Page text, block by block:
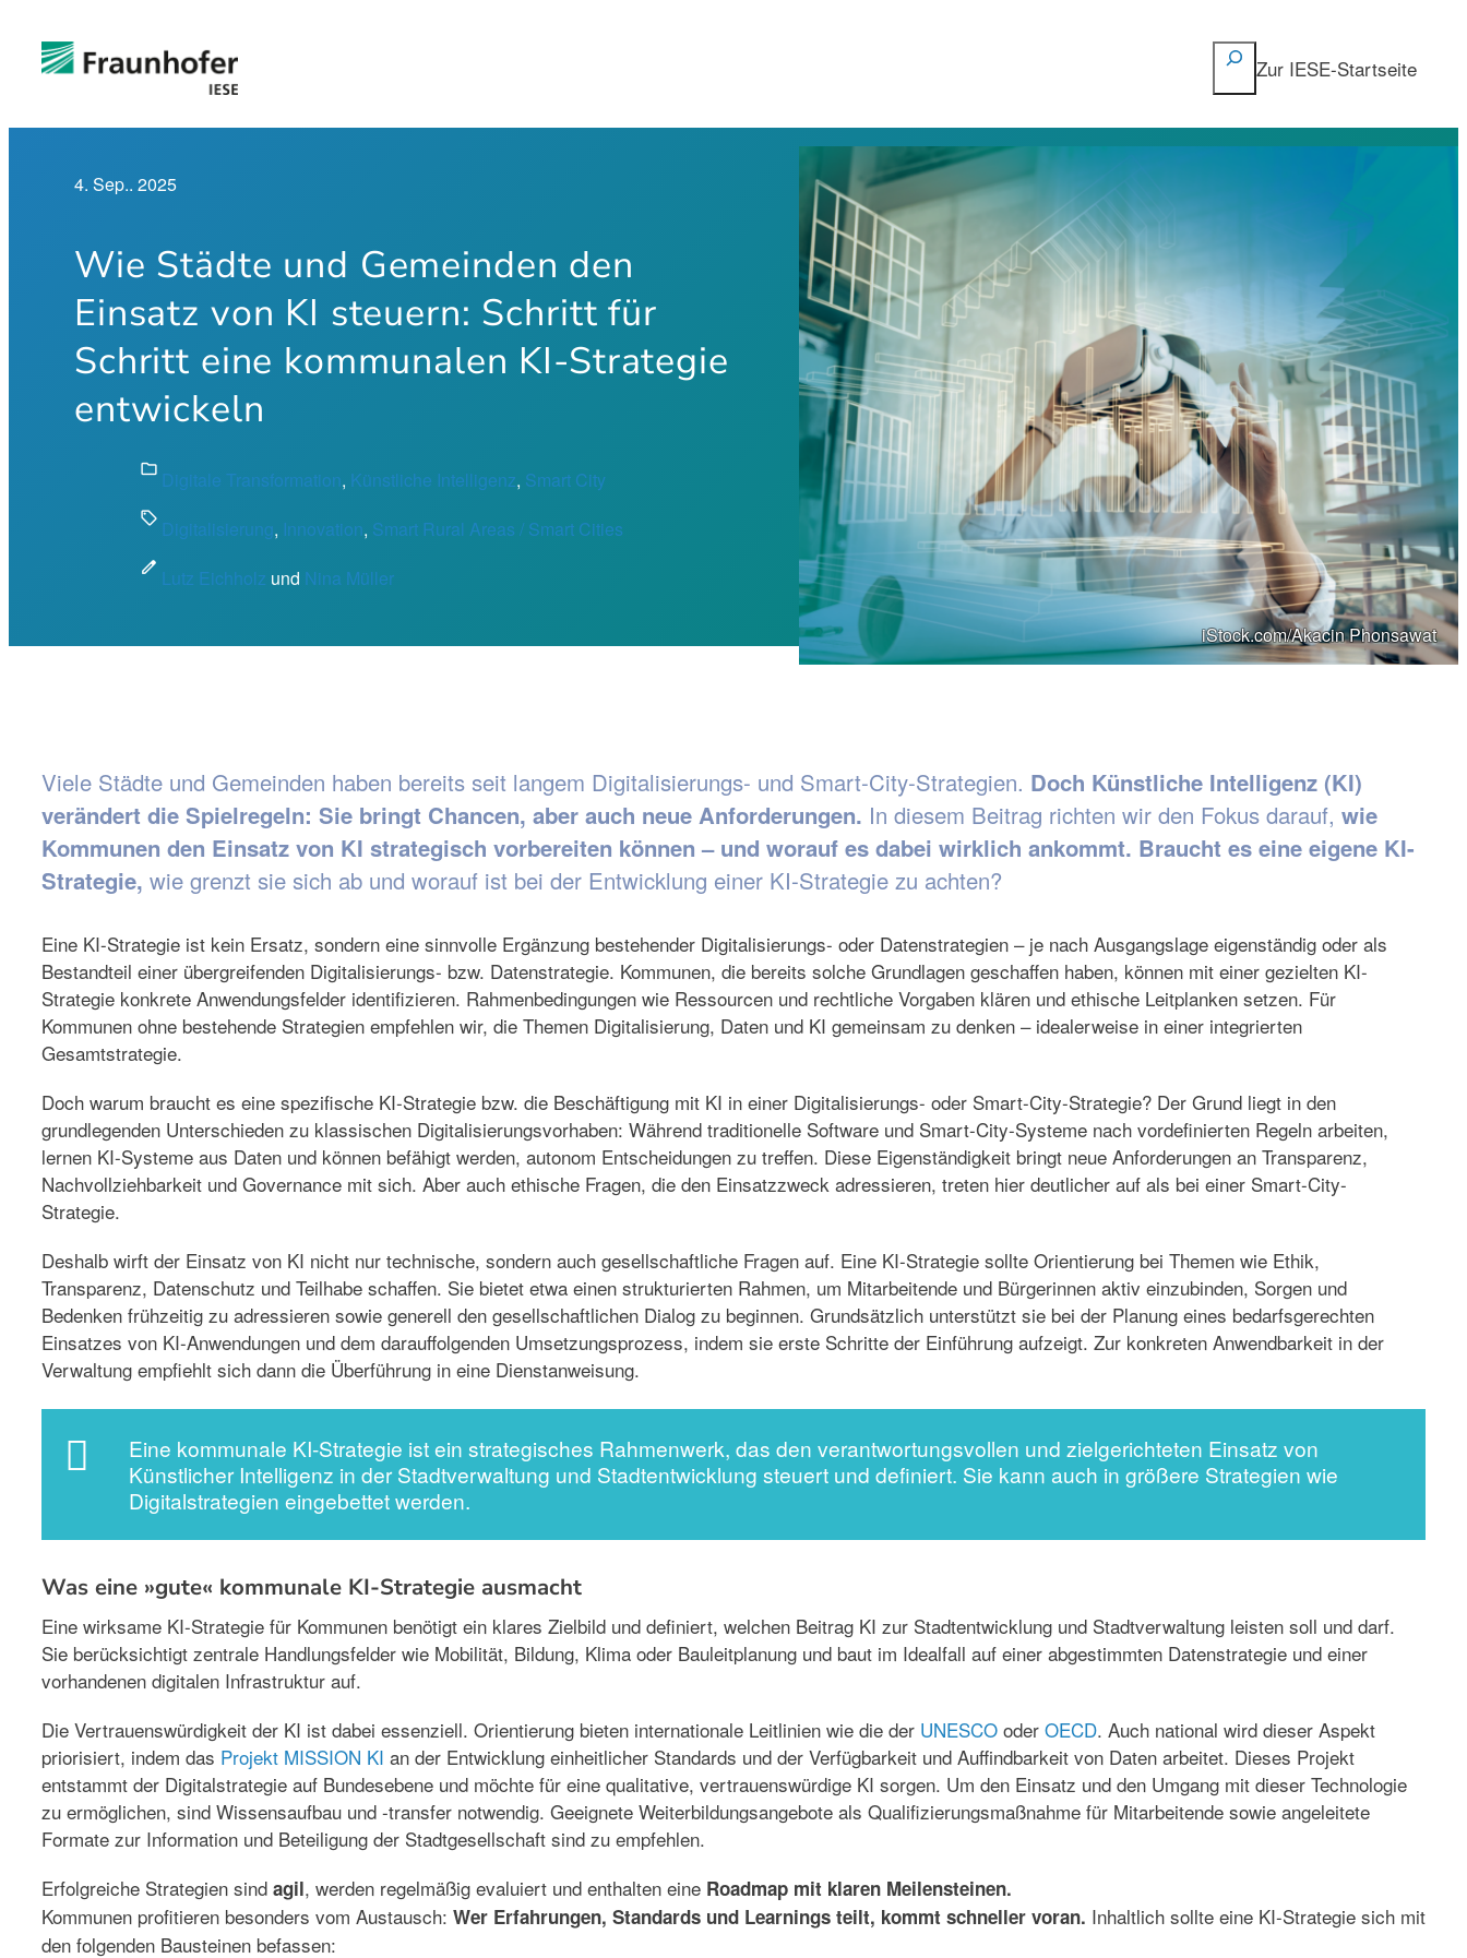
Inhalt
springen
Suchen
Zur IESE-Startseite
4. Sep.. 2025
Wie Städte und Gemeinden den
Einsatz von KI steuern: Schritt für
Schritt eine kommunalen KI-Strategie
entwickeln
folder Digitale Transformation, Künstliche Intelligenz, Smart City
sell Digitalisierung, Innovation, Smart Rural Areas / Smart Cities
edit Lutz Eichholz und Nina Müller
iStock.com/Akacin Phonsawat
Viele Städte und Gemeinden haben bereits seit langem Digitalisierungs- und Smart-City-Strategien. Doch Künstliche Intelligenz (KI)
verändert die Spielregeln: Sie bringt Chancen, aber auch neue Anforderungen. In diesem Beitrag richten wir den Fokus darauf, wie
Kommunen den Einsatz von KI strategisch vorbereiten können – und worauf es dabei wirklich ankommt. Braucht es eine eigene KI-
Strategie, wie grenzt sie sich ab und worauf ist bei der Entwicklung einer KI-Strategie zu achten?
Eine KI-Strategie ist kein Ersatz, sondern eine sinnvolle Ergänzung bestehender Digitalisierungs- oder Datenstrategien – je nach Ausgangslage eigenständig oder als
Bestandteil einer übergreifenden Digitalisierungs- bzw. Datenstrategie. Kommunen, die bereits solche Grundlagen geschaffen haben, können mit einer gezielten KI-
Strategie konkrete Anwendungsfelder identifizieren. Rahmenbedingungen wie Ressourcen und rechtliche Vorgaben klären und ethische Leitplanken setzen. Für
Kommunen ohne bestehende Strategien empfehlen wir, die Themen Digitalisierung, Daten und KI gemeinsam zu denken – idealerweise in einer integrierten
Gesamtstrategie.
Doch warum braucht es eine spezifische KI-Strategie bzw. die Beschäftigung mit KI in einer Digitalisierungs- oder Smart-City-Strategie? Der Grund liegt in den
grundlegenden Unterschieden zu klassischen Digitalisierungsvorhaben: Während traditionelle Software und Smart-City-Systeme nach vordefinierten Regeln arbeiten,
lernen KI-Systeme aus Daten und können befähigt werden, autonom Entscheidungen zu treffen. Diese Eigenständigkeit bringt neue Anforderungen an Transparenz,
Nachvollziehbarkeit und Governance mit sich. Aber auch ethische Fragen, die den Einsatzzweck adressieren, treten hier deutlicher auf als bei einer Smart-City-
Strategie.
Deshalb wirft der Einsatz von KI nicht nur technische, sondern auch gesellschaftliche Fragen auf. Eine KI-Strategie sollte Orientierung bei Themen wie Ethik,
Transparenz, Datenschutz und Teilhabe schaffen. Sie bietet etwa einen strukturierten Rahmen, um Mitarbeitende und Bürgerinnen aktiv einzubinden, Sorgen und
Bedenken frühzeitig zu adressieren sowie generell den gesellschaftlichen Dialog zu beginnen. Grundsätzlich unterstützt sie bei der Planung eines bedarfsgerechten
Einsatzes von KI-Anwendungen und dem darauffolgenden Umsetzungsprozess, indem sie erste Schritte der Einführung aufzeigt. Zur konkreten Anwendbarkeit in der
Verwaltung empfiehlt sich dann die Überführung in eine Dienstanweisung.
Eine kommunale KI-Strategie ist ein strategisches Rahmenwerk, das den verantwortungsvollen und zielgerichteten Einsatz von
Künstlicher Intelligenz in der Stadtverwaltung und Stadtentwicklung steuert und definiert. Sie kann auch in größere Strategien wie
Digitalstrategien eingebettet werden.
Was eine »gute« kommunale KI-Strategie ausmacht
Eine wirksame KI-Strategie für Kommunen benötigt ein klares Zielbild und definiert, welchen Beitrag KI zur Stadtentwicklung und Stadtverwaltung leisten soll und darf.
Sie berücksichtigt zentrale Handlungsfelder wie Mobilität, Bildung, Klima oder Bauleitplanung und baut im Idealfall auf einer abgestimmten Datenstrategie und einer
vorhandenen digitalen Infrastruktur auf.
Die Vertrauenswürdigkeit der KI ist dabei essenziell. Orientierung bieten internationale Leitlinien wie die der UNESCO oder OECD. Auch national wird dieser Aspekt
priorisiert, indem das Projekt MISSION KI an der Entwicklung einheitlicher Standards und der Verfügbarkeit und Auffindbarkeit von Daten arbeitet. Dieses Projekt
entstammt der Digitalstrategie auf Bundesebene und möchte für eine qualitative, vertrauenswürdige KI sorgen. Um den Einsatz und den Umgang mit dieser Technologie
zu ermöglichen, sind Wissensaufbau und -transfer notwendig. Geeignete Weiterbildungsangebote als Qualifizierungsmaßnahme für Mitarbeitende sowie angeleitete
Formate zur Information und Beteiligung der Stadtgesellschaft sind zu empfehlen.
Erfolgreiche Strategien sind agil, werden regelmäßig evaluiert und enthalten eine Roadmap mit klaren Meilensteinen.
Kommunen profitieren besonders vom Austausch: Wer Erfahrungen, Standards und Learnings teilt, kommt schneller voran. Inhaltlich sollte eine KI-Strategie sich mit
den folgenden Bausteinen befassen: